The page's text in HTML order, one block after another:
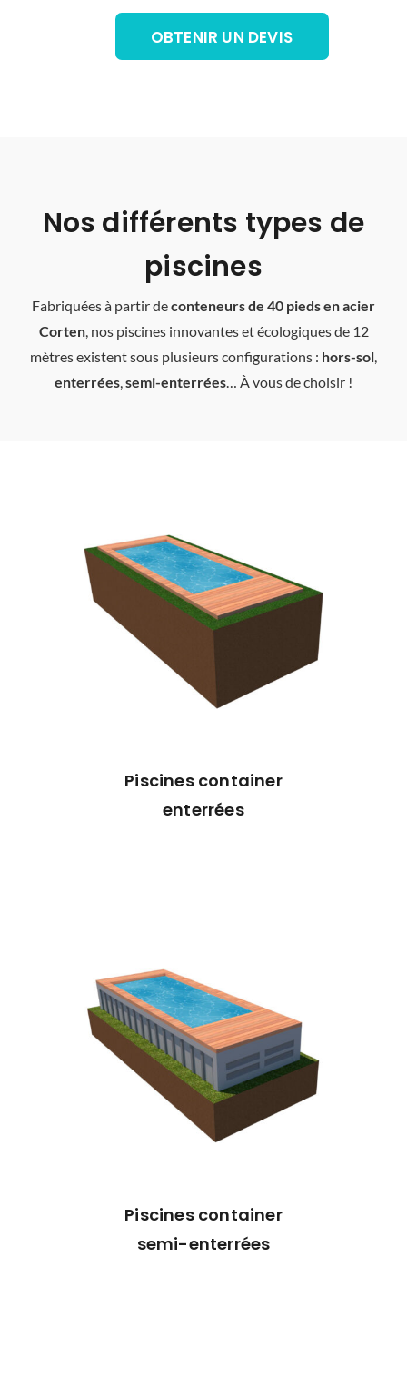
OBTENIR UN DEVIS
Nos différents types de
piscines
Fabriquées à partir deconteneurs de 40 pieds en acier
Corten, nos piscines innovantes et écologiques de 12
mètres existent sous plusieurs configurations : hors-sol,
enterrées,semi-enterrées… À vous de choisir !
Piscines container
enterrées
Piscines container
semi-enterrées